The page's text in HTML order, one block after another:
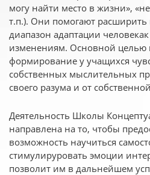
могу найти место в жизни»,
т.п.). Они помогают
диапазон адаптации
изменениям. Основной целью
формирование у учащихся
собственных мыслительных
своего разума и от
Деятельность Школы
направлена на то, чтобы
возможность научиться
стимулируровать эмоции
позволит им в дальнейшем